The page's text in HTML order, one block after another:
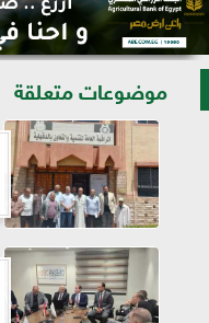
موضوعات متعلقة